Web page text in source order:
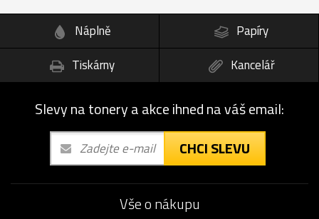
Náplně
Papíry
Tiskárny
Kancelář
Slevy na tonery a akce ihned na váš email:
CHCI SLEVU
Vše o nákupu